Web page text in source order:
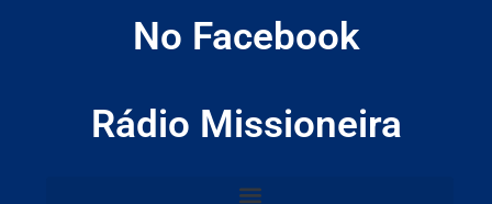
No Facebook
Rádio Missioneira